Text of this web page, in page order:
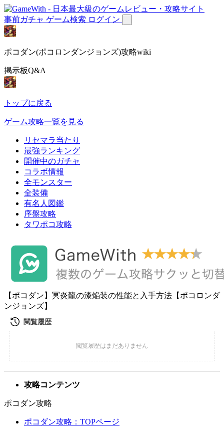
事前ガチャ ゲーム検索 ログイン
ポコダン(ポコロンダンジョンズ)攻略wiki
掲示板Q&A
トップに戻る
ゲーム攻略一覧を見る
リセマラ当たり
最強ランキング
開催中のガチャ
コラボ情報
全モンスター
全装備
有名人図鑑
序盤攻略
タワポコ攻略
【ポコダン】冥炎龍の漆焔装の性能と入手方法【ポコロンダ
ンジョンズ】
攻略コンテンツ
ポコダン攻略
ポコダン攻略：TOPページ